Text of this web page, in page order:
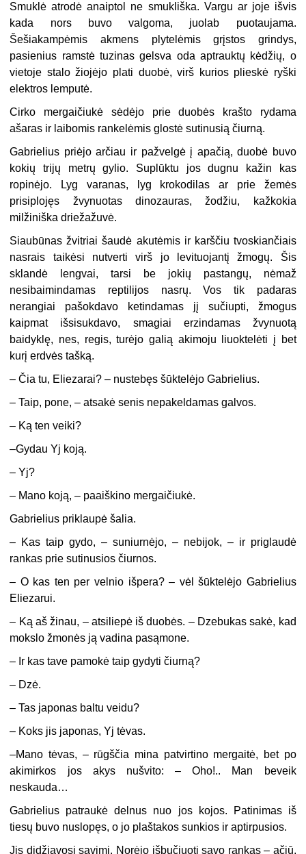
Smuklė atrodė anaiptol ne smukliška. Vargu ar joje išvis
kada nors buvo valgoma, juolab puotaujama.
Šešiakampėmis akmens plytelėmis grįstos grindys,
pasienius ramstė tuzinas gelsva oda aptrauktų kėdžių, o
vietoje stalo žiojėjo plati duobė, virš kurios plieskė ryški
elektros lemputė.
Cirko mergaičiukė sėdėjo prie duobės krašto rydama
ašaras ir laibomis rankelėmis glostė sutinusią čiurną.
Gabrielius priėjo arčiau ir pažvelgė į apačią, duobė buvo
kokių trijų metrų gylio. Suplūktu jos dugnu kažin kas
ropinėjo. Lyg varanas, lyg krokodilas ar prie žemės
prisiplojęs žvynuotas dinozauras, žodžiu, kažkokia
milžiniška driežažuvė.
Siaubūnas žvitriai šaudė akutėmis ir karščiu tvoskiančiais
nasrais taikėsi nutverti virš jo levituojantį žmogų. Šis
sklandė lengvai, tarsi be jokių pastangų, nėmaž
nesibaimindamas reptilijos nasrų. Vos tik padaras
nerangiai pašokdavo ketindamas jį sučiupti, žmogus
kaipmat išsisukdavo, smagiai erzindamas žvynuotą
baidyklę, nes, regis, turėjo galią akimoju liuoktelėti į bet
kurį erdvės tašką.
– Čia tu, Eliezarai? – nustebęs šūktelėjo Gabrielius.
– Taip, pone, – atsakė senis nepakeldamas galvos.
– Ką ten veiki?
–Gydau Yj koją.
– Yj?
– Mano koją, – paaiškino mergaičiukė.
Gabrielius priklaupė šalia.
– Kas taip gydo, – suniurnėjo, – nebijok, – ir priglaudė
rankas prie sutinusios čiurnos.
– O kas ten per velnio išpera? – vėl šūktelėjo Gabrielius
Eliezarui.
– Ką aš žinau, – atsiliepė iš duobės. – Dzebukas sakė, kad
mokslo žmonės ją vadina pasąmone.
– Ir kas tave pamokė taip gydyti čiurną?
– Dzė.
– Tas japonas baltu veidu?
– Koks jis japonas, Yj tėvas.
–Mano tėvas, – rūgščia mina patvirtino mergaitė, bet po
akimirkos jos akys nušvito: – Oho!.. Man beveik
neskauda…
Gabrielius patraukė delnus nuo jos kojos. Patinimas iš
tiesų buvo nuslopęs, o jo plaštakos sunkios ir aptirpusios.
Jis didžiavosi savimi. Norėjo išbučiuoti savo rankas – ačiū,